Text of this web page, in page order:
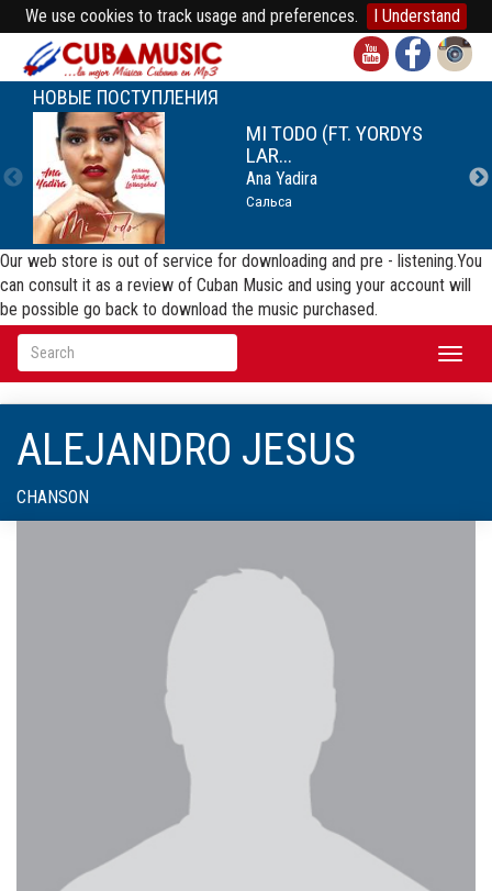
We use cookies to track usage and preferences. I Understand
НОВЫЕ ПОСТУПЛЕНИЯ
MI TODO (FT. YORDYS
LAR...
Ana Yadira
Сальса
Our web store is out of service for downloading and pre - listening.You
can consult it as a review of Cuban Music and using your account will
be possible go back to download the music purchased.
ALEJANDRO JESUS
CHANSON